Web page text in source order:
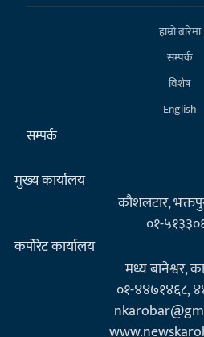
हाम्राे बारेमा
सम्पर्क
विशेष
English
सम्पर्क
मुख्य कार्यालय
कौशलटार,
०१-
कर्पाेरेट कार्यालय
मध्य बानेश्वर,
०१-४४७१४६८,